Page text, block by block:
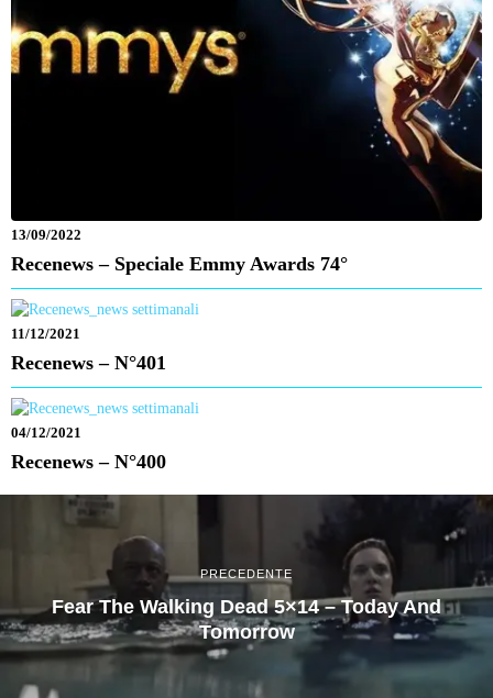
13/09/2022
Recenews – Speciale Emmy Awards 74°
11/12/2021
Recenews – N°401
04/12/2021
Recenews – N°400
PRECEDENTE
Fear The Walking Dead 5×14 – Today And
Tomorrow